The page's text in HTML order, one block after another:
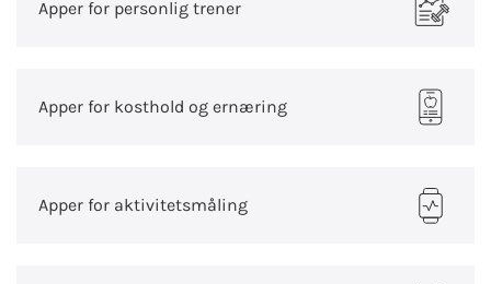
Apper for personlig trener
Apper for kosthold og ernæring
Apper for aktivitetsmåling